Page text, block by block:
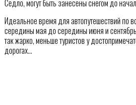
Седло, могут быть занесены снегом до
Идеальное время для автопутешествий по
середины мая до середины июня и
так жарко, меньше туристов у
дорогах…